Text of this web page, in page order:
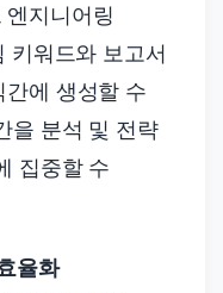
엔지니어링
키워드와 보고서
간에 생성할 수
을 분석 및 전략
집중할 수
율화